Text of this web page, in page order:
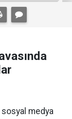
medya